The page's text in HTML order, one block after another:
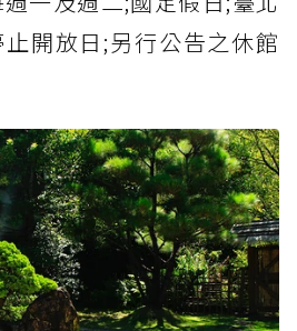
開放日;另行公告之休館